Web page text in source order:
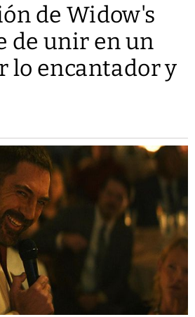
de Widow's
de unir en un
lo encantador y